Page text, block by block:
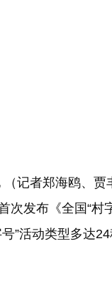
者郑海鸥、贾
次发布《全国“村
号”活动类型多达